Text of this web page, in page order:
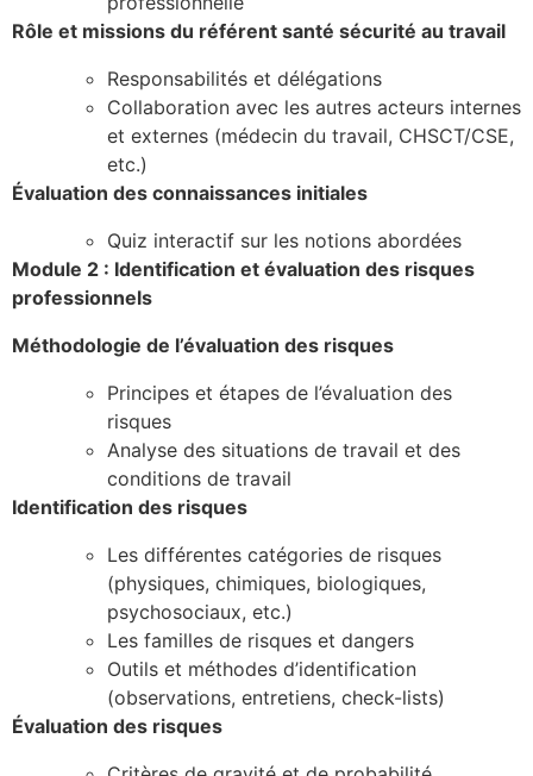
Rôle et missions du référent santé sécurité au travail
Responsabilités et délégations
Collaboration avec les autres acteurs internes
et externes (médecin du travail, CHSCT/CSE,
etc.)
Évaluation des connaissances initiales
Quiz interactif sur les notions abordées
Module 2 : Identification et évaluation des risques
professionnels
Méthodologie de l’évaluation des risques
Principes et étapes de l’évaluation des
risques
Analyse des situations de travail et des
conditions de travail
Identification des risques
Les différentes catégories de risques
(physiques, chimiques, biologiques,
psychosociaux, etc.)
Les familles de risques et dangers
Outils et méthodes d’identification
(observations, entretiens, check-lists)
Évaluation des risques